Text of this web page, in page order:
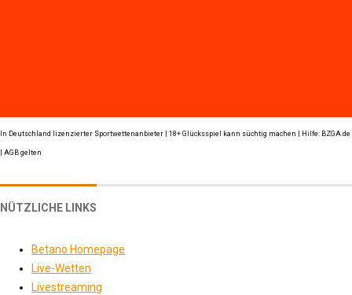
In Deutschland lizenzierter Sportwettenanbieter | 18+ Glücksspiel kann süchtig machen | Hilfe: BZGA.de
| AGB gelten
NÜTZLICHE LINKS
Betano Homepage
Live-Wetten
Livestreaming